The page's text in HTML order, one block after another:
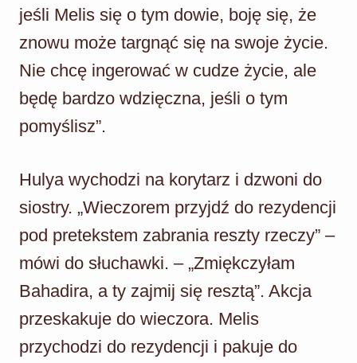
jeśli Melis się o tym dowie, boję się, że
znowu może targnąć się na swoje życie.
Nie chcę ingerować w cudze życie, ale
będę bardzo wdzięczna, jeśli o tym
pomyślisz”.
Hulya wychodzi na korytarz i dzwoni do
siostry. „Wieczorem przyjdź do rezydencji
pod pretekstem zabrania reszty rzeczy” –
mówi do słuchawki. – „Zmiękczyłam
Bahadira, a ty zajmij się resztą”. Akcja
przeskakuje do wieczora. Melis
przychodzi do rezydencji i pakuje do